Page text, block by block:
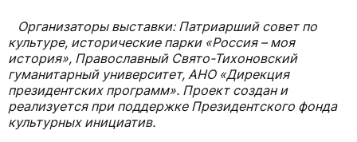
Организаторы выставки: Патриарший совет по
культуре, исторические парки «Россия – моя
история», Православный Свято-Тихоновский
гуманитарный университет, АНО «Дирекция
президентских программ». Проект создан и
реализуется при поддержке Президентского фонда
культурных инициатив.